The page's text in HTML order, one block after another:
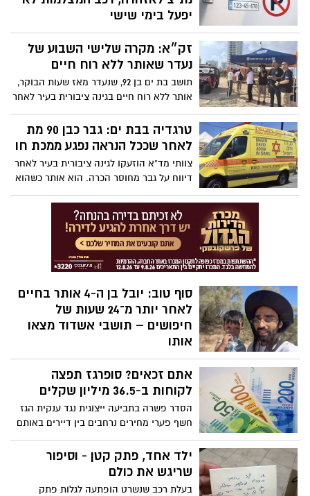
מטופלות במהירות
יפעל בימי שישי
ראש עיריית בת ים הודיע על שורת שינויים
במדיניות האכיפה בעיר בעקבות פניות
תושבים. בין ההקלות: אפשרות לערער על
דוחות נסיעה בנתיבי תחבורה ציבורית שניתנו
מאז חודש יוני, צמצום פעילות רכב האכיפה
תוגבר
זק״א: מקרה שלישי השבוע של
נעדר שאותר ללא רוח חיים
תושב בת ים בן 92, שנעדר מאז שעות הבוקר,
אותר ללא רוח חיים בגינה ציבורית בעיר לאחר
שעות של חיפושים שביצעו מתנדבי זק”א
מהיחידה לאיתור נעדרים יחד עם כוחות
המשטרה. מדובר במקרה השלישי בתוך שבוע
מסתיימים בטרגדיה
טרגדיה בבת ים: גבר כבן 90 מת
לאחר שככל הנראה נפגע ממכת חו
צוותי מד”א הוזעקו לגינה ציבורית בעיר לאחר
דיווח על גבר מחוסר הכרה. הוא אותר כשהוא
חם מאוד למגע, ולאחר פעולות החייאה
ממושכות נאלצו הצוותים לקבוע את מותו
בזירה. מדובר בנעדר אחריו התנהלו חיפושים
משעות הצוהריים
סוף טוב: יובל בן ה-4 אותר בחיים
לאחר יותר מ־24 שעות של
חיפושים – תושבי אשדוד מצאו
אותו
לאחר יממה של חיפושים נרחבים באזור חוף
כשהוא בריא ושלם. הילד נמצא על ידי נועם
שימחה וחבריו מאשדוד שהתנדבו לחיפושים,
לאחר שסקרו את השטח כשהם רכובים על
אתם זכאים? סופרגז תפצה
לקוחות ב-36.5 מיליון שקלים
הסדר פשרה בתביעה ייצוגית נגד ענקית הגז
חשף פערי מחירים נרחבים בין דיירים באותם
בניינים. אם יאושר ההסדר, מאות אלפי
צרכנים יקבלו זיכוי אוטומטי בחשבון – לצד
התחייבות החברה להשוואת תעריפים לארבע
ילד אחד, פתק קטן - וסיפור
שריגש את כולם
בעלת רכב שנשרט הופתעה לגלות פתק